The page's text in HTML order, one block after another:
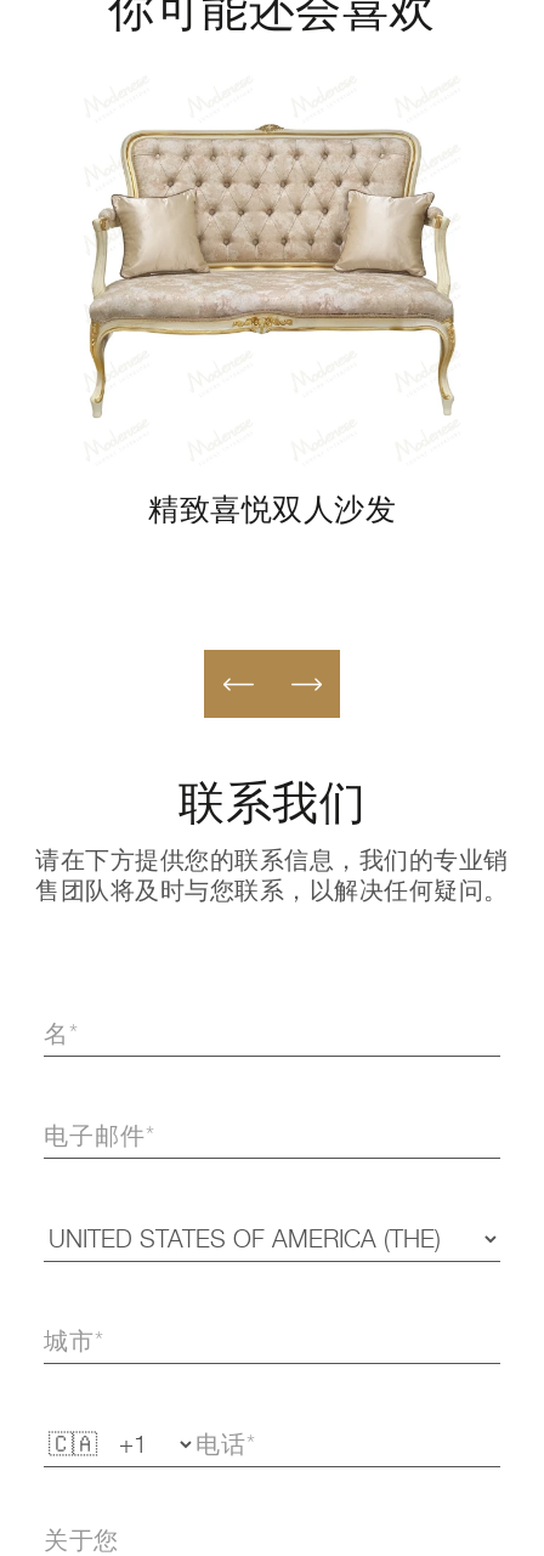
你可能还会喜欢
精致喜悦双人沙发
联系我们
请在下方提供您的联系信息，我们的专业销
售团队将及时与您联系，以解决任何疑问。
关于您